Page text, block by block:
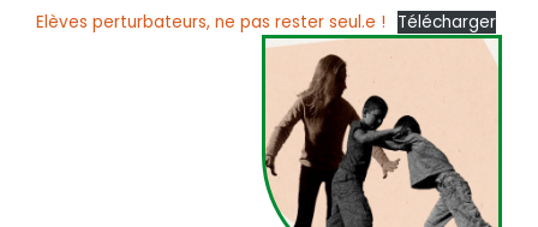
Elèves perturbateurs, ne pas rester seul.e ! Télécharger